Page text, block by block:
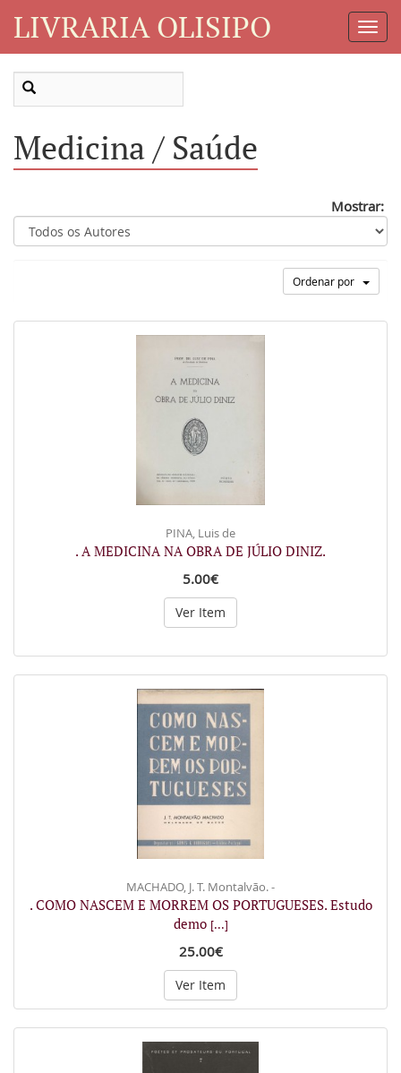
LIVRARIA OLISIPO
Medicina / Saúde
Mostrar:
Ordenar por
PINA, Luis de
. A MEDICINA NA OBRA DE JÚLIO DINIZ.
5.00€
Ver Item
MACHADO, J. T. Montalvão. -
. COMO NASCEM E MORREM OS PORTUGUESES. Estudo
demo [...]
25.00€
Ver Item